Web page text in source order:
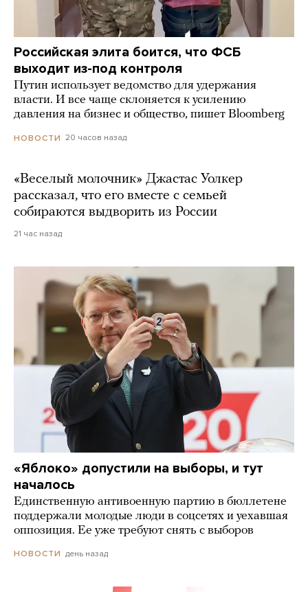
Российская элита боится, что ФСБ
выходит из-под контроля
Путин использует ведомство для удержания
власти. И все чаще склоняется к усилению
давления на бизнес и общество, пишет Bloomberg
НОВОСТИ 20 часов назад
«Веселый молочник» Джастас Уолкер
рассказал, что его вместе с семьей
собираются выдворить из России
21 час назад
«Яблоко» допустили на выборы, и тут
началось
Единственную антивоенную партию в бюллетене
поддержали молодые люди в соцсетях и уехавшая
оппозиция. Ее уже требуют снять с выборов
НОВОСТИ день назад